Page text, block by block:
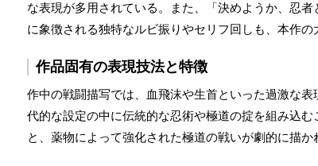
な表現が多用されている。また、「決めようか、忍
に象徴される独特なルビ振りやセリフ回しも、本作の
作品固有の表現技法と特徴
作中の戦闘描写では、血飛沫や生首といった過激な
代的な設定の中に伝統的な忍術や極道の掟を組み込
と、薬物によって強化された極道の戦いが劇的に描か